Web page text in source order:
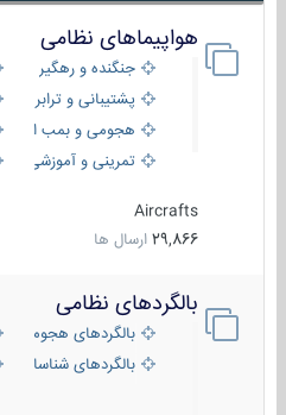
هواپیماهای نظامی
جنگنده و رهگیر
پشتیبانی و ترابری
هجومی و بمب افکن
تمرینی و آموزشی
Aircrafts
29,866 ارسال ها
بالگردهای نظامی
بالگردهای هجومی
بالگردهای شناسایی